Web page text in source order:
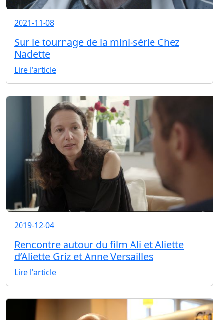
2021-11-08
Sur le tournage de la mini-série Chez
Nadette
Lire l'article
2019-12-04
Rencontre autour du film Ali et Aliette
d’Aliette Griz et Anne Versailles
Lire l'article